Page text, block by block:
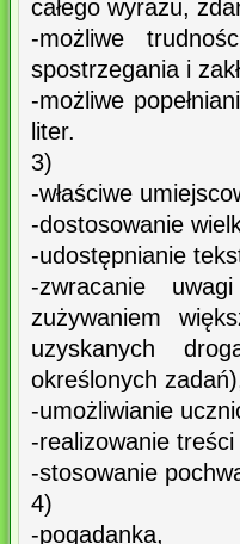
całego wyrazu,
-możliwe
spostrzegania i
-możliwe
liter.
3)
-właściwe
-dostosowanie
-udostępnianie
-zwracanie
zużywaniem
uzyskanych
określonych
-umożliwianie
-realizowanie
-stosowanie
4)
-pogadanka,